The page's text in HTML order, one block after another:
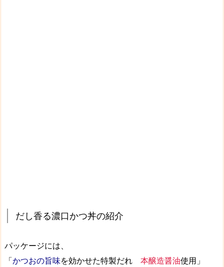
だし香る濃口かつ丼の紹介
パッケージには、
「かつおの旨味を効かせた特製だれ 本醸造醤油使用」